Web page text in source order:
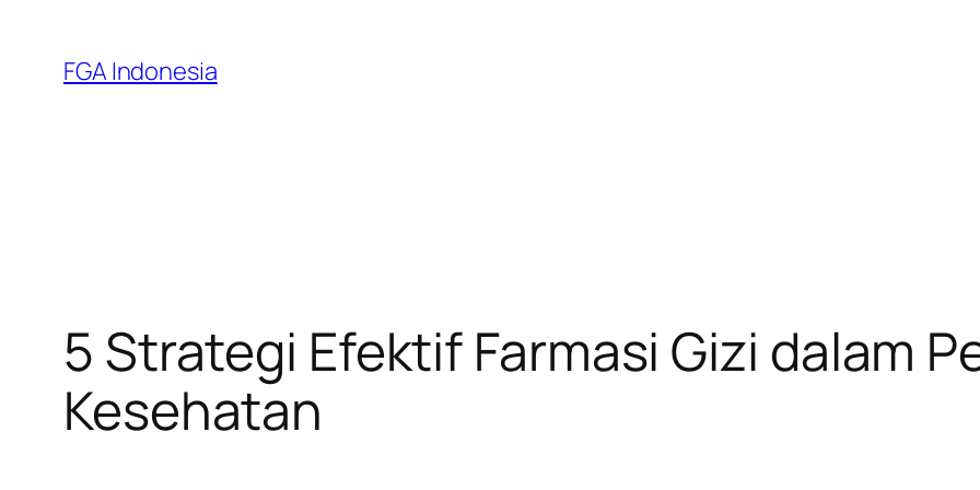
content
FGA Indonesia
5 Strategi Efektif Farmasi Gizi dalam
Kesehatan